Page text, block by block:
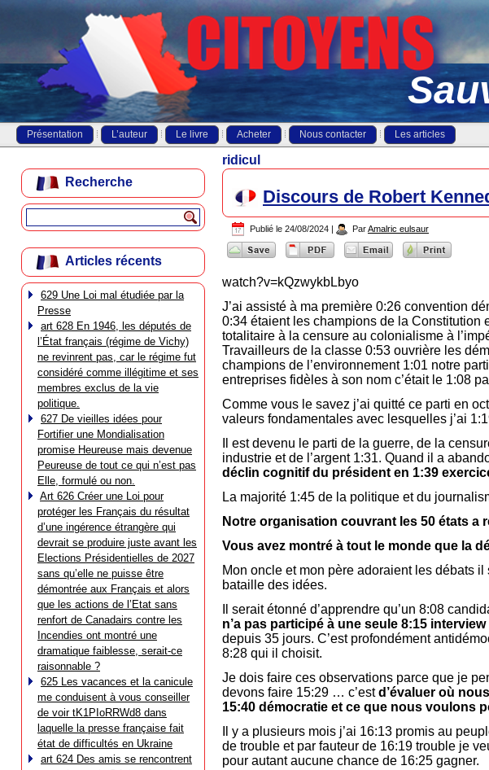
Présentation L’auteur Le livre Acheter Nous contacter Les articles
Recherche
Articles récents
629 Une Loi mal étudiée par la
Presse
art 628 En 1946, les députés de
l’État français (régime de Vichy)
ne revinrent pas, car le régime fut
considéré comme illégitime et ses
membres exclus de la vie
politique.
627 De vieilles idées pour
Fortifier une Mondialisation
promise Heureuse mais devenue
Peureuse de tout ce qui n’est pas
Elle, formulé ou non.
Art 626 Créer une Loi pour
protéger les Français du résultat
d’une ingérence étrangère qui
devrait se produire juste avant les
Elections Présidentielles de 2027
sans qu’elle ne puisse être
démontrée aux Français et alors
que les actions de l’Etat sans
renfort de Canadairs contre les
Incendies ont montré une
dramatique faiblesse, serait-ce
raisonnable ?
625 Les vacances et la canicule
me conduisent à vous conseiller
de voir tK1PIoRRWd8 dans
laquelle la presse française fait
état de difficultés en Ukraine
art 624 Des amis se rencontrent
ridicul
Discours de Robert
Publié le 24/08/2024 | ParAmalric eulsaur
watch?v=kQzwykbLbyo
J’ai assisté à ma première 0:26 convention
0:34 étaient les champions de la Constitution
totalitaire à la censure au colonialisme à
Travailleurs de la classe 0:53 ouvrière les
champions de l’environnement 1:01 notre
entreprises fidèles à son nom c’était le 1:08
Comme vous le savez j’ai quitté ce parti en
valeurs fondamentales avec lesquelles j’ai
Il est devenu le parti de la guerre, de la
industrie et de l’argent 1:31. Quand il a
déclin cognitif du président en 1:39
La majorité 1:45 de la politique et du
Notre organisation couvrant les 50 états a
Vous avez montré à tout le monde que la
Mon oncle et mon père adoraient les débats
bataille des idées.
Il serait étonné d’apprendre qu’un 8:08
n’a pas participé à une seule 8:15
depuis 35 jours. C’est profondément
8:28 qui il choisit.
Je dois faire ces observations parce que je
devons faire 15:29 … c’estd’évaluer où
15:40 démocratie et ce que nous voulons
Il y a plusieurs mois j’ai 16:13 promis au
de trouble et par fauteur de 16:19 trouble je
pour autant aucune chance de 16:25 gagner.